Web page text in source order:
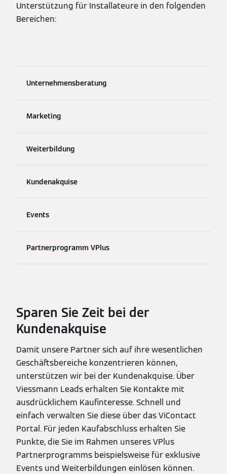
Unterstützung für Installateure in den folgenden
Bereichen:
Unternehmensberatung
Marketing
Weiterbildung
Kundenakquise
Events
Partnerprogramm VPlus
Sparen Sie Zeit bei der
Kundenakquise
Damit unsere Partner sich auf ihre wesentlichen
Geschäftsbereiche konzentrieren können,
unterstützen wir bei der Kundenakquise. Über
Viessmann Leads erhalten Sie Kontakte mit
ausdrücklichem Kaufinteresse. Schnell und
einfach verwalten Sie diese über das ViContact
Portal. Für jeden Kaufabschluss erhalten Sie
Punkte, die Sie im Rahmen unseres VPlus
Partnerprogramms beispielsweise für exklusive
Events und Weiterbildungen einlösen können.